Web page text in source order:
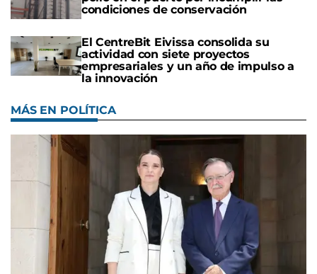
condiciones de conservación
El CentreBit Eivissa consolida su
actividad con siete proyectos
empresariales y un año de impulso a
la innovación
MÁS EN POLÍTICA